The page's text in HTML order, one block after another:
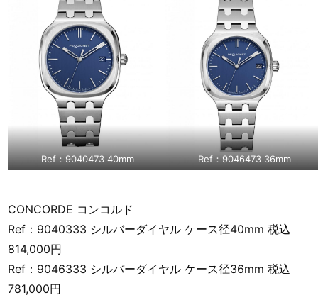
Ref：9040473 40mm Ref：9046473 36mm
CONCORDE コンコルド
Ref：9040333 シルバーダイヤル ケース径40mm 税込
814,000円
Ref：9046333 シルバーダイヤル ケース径36mm 税込
781,000円